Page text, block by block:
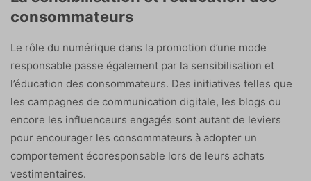
consommateurs
Le rôle du numérique dans la promotion d’une mode
responsable passe également par la sensibilisation et
l’éducation des consommateurs. Des initiatives telles que
les campagnes de communication digitale, les blogs ou
encore les influenceurs engagés sont autant de leviers
pour encourager les consommateurs à adopter un
comportement écoresponsable lors de leurs achats
vestimentaires.